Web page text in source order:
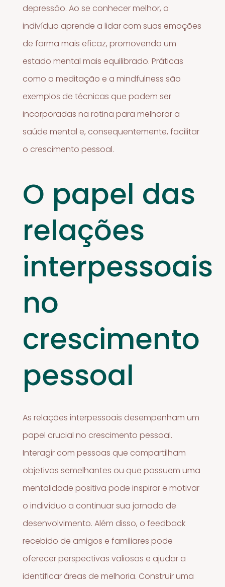
depressão. Ao se conhecer melhor, o
indivíduo aprende a lidar com suas emoções
de forma mais eficaz, promovendo um
estado mental mais equilibrado. Práticas
como a meditação e a mindfulness são
exemplos de técnicas que podem ser
incorporadas na rotina para melhorar a
saúde mental e, consequentemente, facilitar
o crescimento pessoal.
O papel das
relações
interpessoais
no
crescimento
pessoal
As relações interpessoais desempenham um
papel crucial no crescimento pessoal.
Interagir com pessoas que compartilham
objetivos semelhantes ou que possuem uma
mentalidade positiva pode inspirar e motivar
o indivíduo a continuar sua jornada de
desenvolvimento. Além disso, o feedback
recebido de amigos e familiares pode
oferecer perspectivas valiosas e ajudar a
identificar áreas de melhoria. Construir uma